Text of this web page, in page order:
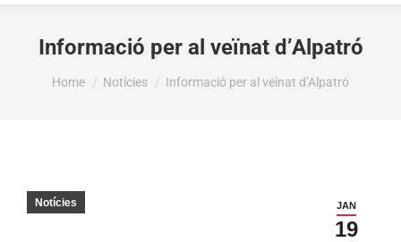
Informació per al veïnat d’Alpatró
You are here:
Home Notícies Informació per al veïnat d’Alpatró
JAN
19
Notícies